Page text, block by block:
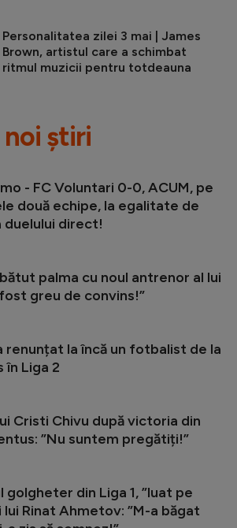
Personalitatea zilei 3 mai | James
Brown, artistul care a schimbat
ritmul muzicii pentru totdeauna
noi știri
- FC Voluntari 0-0, ACUM, pe
două echipe, la egalitate de
direct!
palma cu noul antrenor al lui
fost greu de convins!”
renunțat la încă un fotbalist de la
în Liga 2
Cristi Chivu după victoria din
”Nu suntem pregătiți!”
golgheter din Liga 1, ”luat pe
lui Rinat Ahmetov: ”M-a băgat